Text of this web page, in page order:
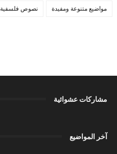
مواضيع متنوعة ومفيدة نصوص فلسفية
مشاركات عشوائية
آخر المواضيع